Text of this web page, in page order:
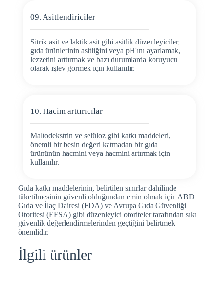
09. Asitlendiriciler
Sitrik asit ve laktik asit gibi asitlik düzenleyiciler,
gıda ürünlerinin asitliğini veya pH'ını ayarlamak,
lezzetini arttırmak ve bazı durumlarda koruyucu
olarak işlev görmek için kullanılır.
10. Hacim arttırıcılar
Maltodekstrin ve selüloz gibi katkı maddeleri,
önemli bir besin değeri katmadan bir gıda
ürününün hacmini veya hacmini artırmak için
kullanılır.
Gıda katkı maddelerinin, belirtilen sınırlar dahilinde
tüketilmesinin güvenli olduğundan emin olmak için ABD
Gıda ve İlaç Dairesi (FDA) ve Avrupa Gıda Güvenliği
Otoritesi (EFSA) gibi düzenleyici otoriteler tarafından sıkı
güvenlik değerlendirmelerinden geçtiğini belirtmek
önemlidir.
İlgili ürünler